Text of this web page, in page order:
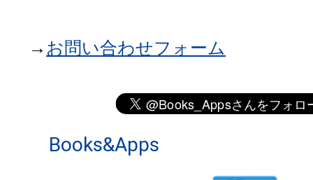
→ お問い合わせフォーム
Books&Apps